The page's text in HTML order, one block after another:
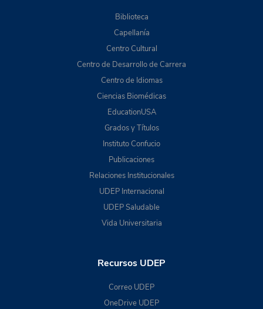
Biblioteca
Capellanía
Centro Cultural
Centro de Desarrollo de Carrera
Centro de Idiomas
Ciencias Biomédicas
EducationUSA
Grados y Títulos
Instituto Confucio
Publicaciones
Relaciones Institucionales
UDEP Internacional
UDEP Saludable
Vida Universitaria
Recursos UDEP
Correo UDEP
OneDrive UDEP